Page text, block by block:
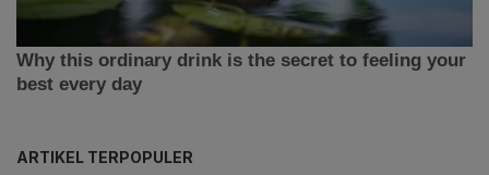
ARTIKEL TERPOPULER